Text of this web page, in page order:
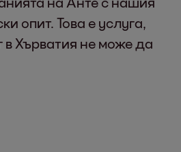
опит. Това е услуга,
в Хърватия не може да